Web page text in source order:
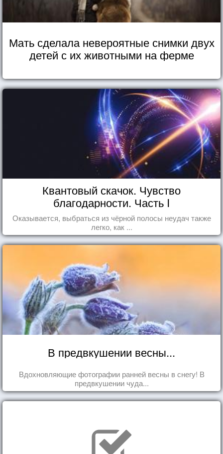
Мать сделала невероятные снимки двух
детей с их животными на ферме
Квантовый скачок. Чувство
благодарности. Часть I
Оказывается, выбраться из чёрной полосы неудач также
легко, как ...
В предвкушении весны...
Вдохновляющие фотографии ранней весны в снегу! В
предвкушении чуда...